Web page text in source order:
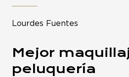
Lourdes Fuentes
Mejor
peluquería